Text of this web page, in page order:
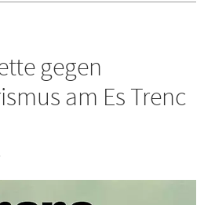
gegen
am Es Trenc